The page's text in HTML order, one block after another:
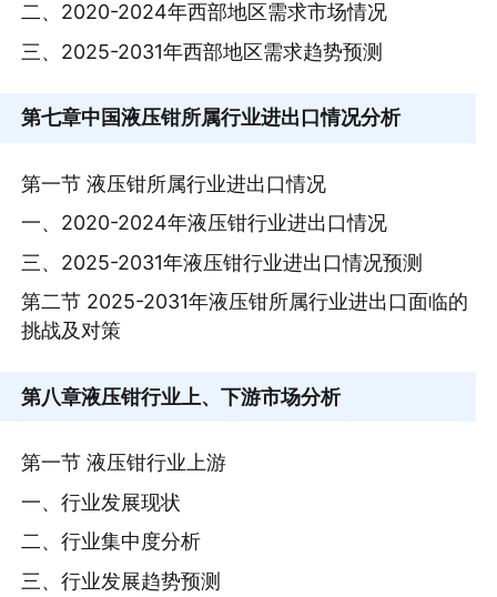
二、2020-2024年西部地区需求市场情况
三、2025-2031年西部地区需求趋势预测
第七章中国液压钳所属行业进出口情况分析
第一节 液压钳所属行业进出口情况
一、2020-2024年液压钳行业进出口情况
三、2025-2031年液压钳行业进出口情况预测
第二节 2025-2031年液压钳所属行业进出口面临的
挑战及对策
第八章液压钳行业上、下游市场分析
第一节 液压钳行业上游
一、行业发展现状
二、行业集中度分析
三、行业发展趋势预测